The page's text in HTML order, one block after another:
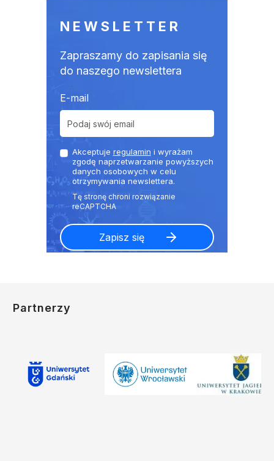
NEWSLETTER
Zapraszamy do zapisania się
do naszego newslettera
E-mail
Akceptuje regulamin i wyrażam
zgodę naprzetwarzanie powyższych
danych osobowych w celu
otrzymywania newslettera.
Partnerzy